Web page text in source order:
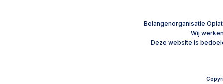
​Belangenorganisatie
Wij
Deze website is